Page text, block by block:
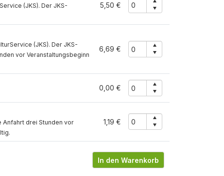
(JKS). Der JKS-
5,50 €
(JKS). Der JKS-
vor Veranstaltungsbeginn
6,69 €
0,00 €
drei Stunden vor
1,19 €